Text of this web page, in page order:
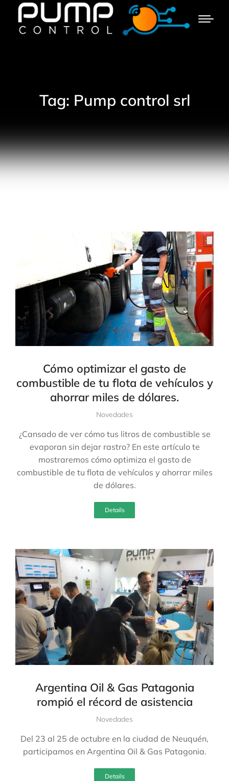
Tag: Pump control srl
Cómo optimizar el gasto de
combustible de tu flota de vehículos y
ahorrar miles de dólares.
Novedades
¿Cansado de ver cómo tus litros de combustible se
evaporan sin dejar rastro? En este artículo te
mostraremos cómo optimiza el gasto de
combustible de tu flota de vehículos y ahorrar miles
de dólares.
Details
Argentina Oil & Gas Patagonia
rompió el récord de asistencia
Novedades
Del 23 al 25 de octubre en la ciudad de Neuquén,
participamos en Argentina Oil & Gas Patagonia.
Details